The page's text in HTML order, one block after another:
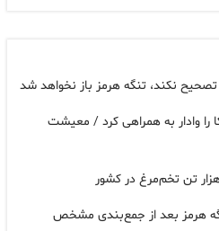
تصحیح نکند، تنگه هرمز باز نخواهد شد
را وادار به همراهی کرد / معیشت
هرمز بعد از جمع‌بندی مشخص